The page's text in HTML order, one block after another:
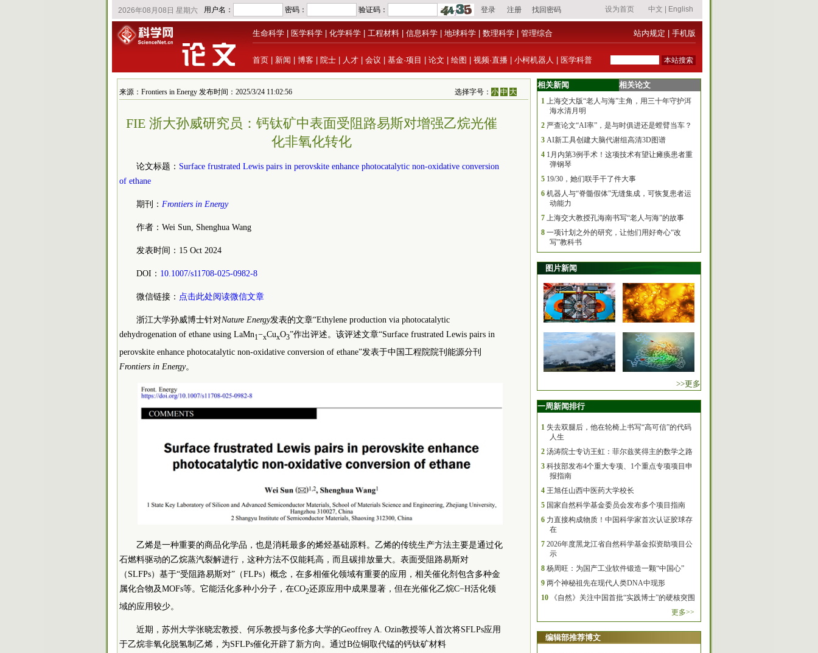
生命科学 医学科学 化学科学 工程材料 信息科学 地球科学 数理科学 管理综合 站内规定 手机版
首页 新闻 博客 院士 人才 会议 基金·项目 论文 绘图 视频·直播 小柯机器人 医学科普
来源：Frontiers in Energy 发布时间：2025/3/24 11:02:56 选择字号：小 中 大
FIE 浙大孙威研究员：钙钛矿中表面受阻路易斯对增强乙烷光催
化非氧化转化
论文标题： Surface frustrated Lewis pairs in perovskite enhance photocatalytic non-oxidative conversion
of ethane
期刊： Frontiers in Energy
作者：Wei Sun, Shenghua Wang
发表时间：15 Oct 2024
DOI： 10.1007/s11708-025-0982-8
微信链接： 点击此处阅读微信文章
浙江大学孙威博士针对Nature Energy发表的文章“Ethylene production via photocatalytic
dehydrogenation of ethane using LaMn1−xCuxO3”作出评述。该评述文章“Surface frustrated Lewis pairs in
perovskite enhance photocatalytic non-oxidative conversion of ethane”发表于中国工程院院刊能源分刊
Frontiers in Energy。
乙烯是一种重要的商品化学品，也是消耗最多的烯烃基础原料。乙烯的传统生产方法主要是通过化
石燃料驱动的乙烷蒸汽裂解进行，这种方法不仅能耗高，而且碳排放量大。表面受阻路易斯对
（SLFPs）基于“受阻路易斯对”（FLPs）概念，在多相催化领域有重要的应用，相关催化剂包含多种金
属化合物及MOFs等。它能活化多种小分子，在CO2还原应用中成果显著，但在光催化乙烷C−H活化领
域的应用较少。
近期，苏州大学张晓宏教授、何乐教授与多伦多大学的Geoffrey A. Ozin教授等人首次将SFLPs应用
于乙烷非氧化脱氢制乙烯，为SFLPs催化开辟了新方向。通过B位铜取代锰的钙钛矿材料
相关新闻 相关论文
1 上海交大版“老人与海”主角，用三十年守护洱
海水清月明
2 严查论文“AI率”，是与时俱进还是螳臂当车？
3 AI新工具创建大脑代谢组高清3D图谱
4 1月内第3例手术！这项技术有望让瘫痪患者重
弹钢琴
5 19/30，她们联手干了件大事
6 机器人与“脊髓假体”无缝集成，可恢复患者运
动能力
7 上海交大教授孔海南书写“老人与海”的故事
8 一项计划之外的研究，让他们用好奇心“改
写”教科书
图片新闻
>>更多
一周新闻排行
1 失去双腿后，他在轮椅上书写“高可信”的代码
人生
2 汤涛院士专访王虹：菲尔兹奖得主的数学之路
3 科技部发布4个重大专项、1个重点专项项目申
报指南
4 王旭任山西中医药大学校长
5 国家自然科学基金委员会发布多个项目指南
6 力直接构成物质！中国科学家首次认证胶球存
在
7 2026年度黑龙江省自然科学基金拟资助项目公
示
8 杨周旺：为国产工业软件锻造一颗“中国心”
9 两个神秘祖先在现代人类DNA中现形
10
《自然》关注中国首批“实践博士”的硬核突围
更多>>
编辑部推荐博文